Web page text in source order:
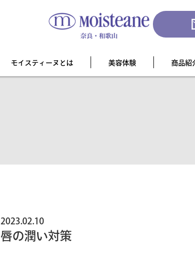
モイスティーヌとは 美容体験 商品紹
2023.02.10
唇の潤い対策